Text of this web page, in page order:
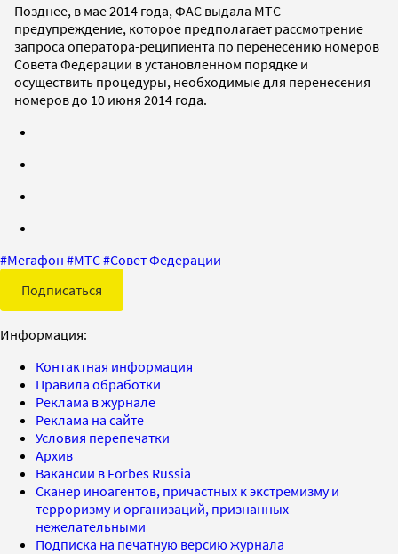
Позднее, в мае 2014 года, ФАС выдала МТС
предупреждение, которое предполагает рассмотрение
запроса оператора-реципиента по перенесению номеров
Совета Федерации в установленном порядке и
осуществить процедуры, необходимые для перенесения
номеров до 10 июня 2014 года.
#Мегафон #МТС#Совет Федерации
Подписаться
Информация:
Контактная информация
Правила обработки
Реклама в журнале
Реклама на сайте
Условия перепечатки
Архив
Вакансии в Forbes Russia
Сканер иноагентов, причастных к экстремизму и
терроризму и организаций, признанных
нежелательными
Подписка на печатную версию журнала